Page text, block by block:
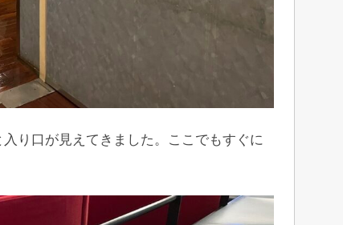
り口が見えてきました。ここでもすぐに